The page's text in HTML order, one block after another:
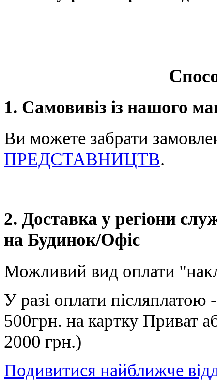
1. Самовивіз із нашого
Ви можете забрати
ПРЕДСТАВНИЦТВ.
2. Доставка у регіони
на Будинок/Офіс
Можливий вид оплати
У разі оплати післяплатою
500грн. на картку Приват
2000 грн.)
Подивитися найближче